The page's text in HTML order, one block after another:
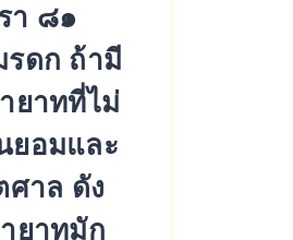
า ๘๑
ดก ถ้ามี
ยาทที่ไม่
ยอมและ
าล ดัง
ยาทมัก